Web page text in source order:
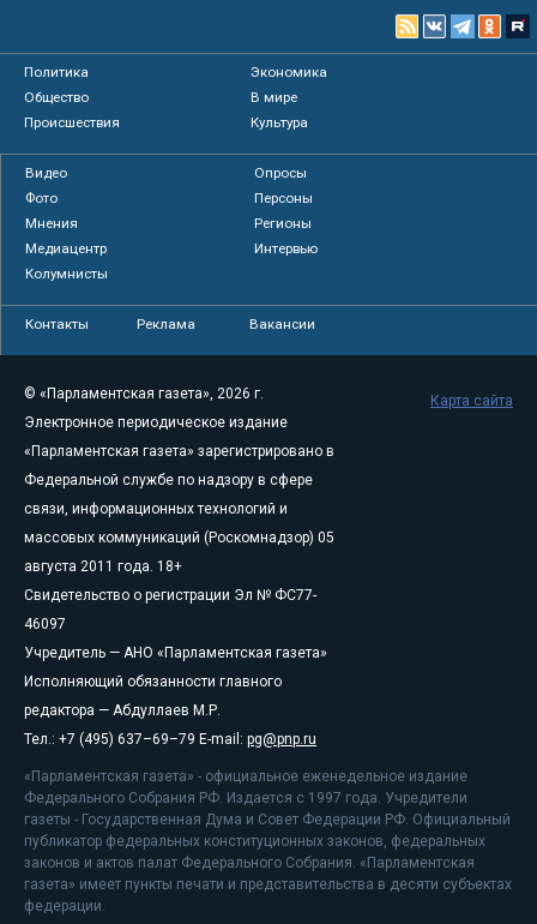
Политика
Экономика
Общество
В мире
Происшествия
Культура
Видео
Опросы
Фото
Персоны
Мнения
Регионы
Медиацентр
Интервью
Колумнисты
Контакты Реклама Вакансии
© «Парламентская газета», 2026 г.
Электронное периодическое издание
«Парламентская газета» зарегистрировано в
Федеральной службе по надзору в сфере
связи, информационных технологий и
массовых коммуникаций (Роскомнадзор) 05
августа 2011 года. 18+
Свидетельство о регистрации Эл № ФС77-
46097
Учредитель — АНО «Парламентская газета»
Исполняющий обязанности главного
редактора — Абдуллаев М.Р.
Тел.: +7 (495) 637–69–79 E-mail: pg@pnp.ru
«Парламентская газета» - официальное еженедельное издание
Федерального Собрания РФ. Издается с 1997 года. Учредители
газеты - Государственная Дума и Совет Федерации РФ. Официальный
публикатор федеральных конституционных законов, федеральных
законов и актов палат Федерального Собрания. «Парламентская
газета» имеет пункты печати и представительства в десяти субъектах
федерации.
Карта сайта